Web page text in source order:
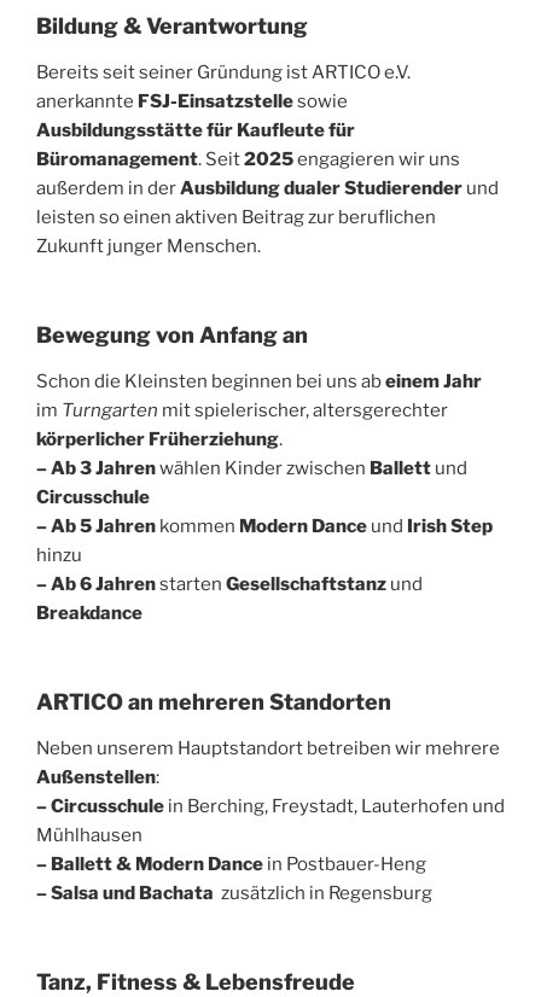
Bildung & Verantwortung
Bereits seit seiner Gründung ist ARTICO e.V.
anerkannte FSJ-Einsatzstellesowie
Ausbildungsstätte für Kaufleute für
Büromanagement. Seit2025engagieren wir uns
außerdem in derAusbildung dualer Studierender und
leisten so einen aktiven Beitrag zur beruflichen
Zukunft junger Menschen.
Bewegung von Anfang an
Schon die Kleinsten beginnen bei uns abeinem Jahr
im Turngarten mit spielerischer, altersgerechter
körperlicher Früherziehung.
– Ab 3 Jahrenwählen Kinder zwischen Ballett und
Circusschule
– Ab 5 Jahren kommen Modern Dance und Irish Step
hinzu
– Ab 6 Jahrenstarten Gesellschaftstanz und
Breakdance
ARTICO an mehreren Standorten
Neben unserem Hauptstandort betreiben wir mehrere
Außenstellen:
– Circusschule in Berching, Freystadt, Lauterhofen und
Mühlhausen
– Ballett & Modern Dance in Postbauer-Heng
– Salsa und Bachata zusätzlich in Regensburg
Tanz, Fitness & Lebensfreude